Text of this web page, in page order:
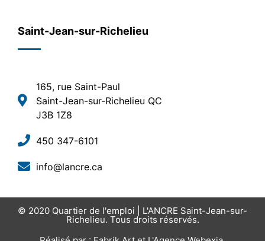
Saint-Jean-sur-Richelieu
165, rue Saint-Paul
Saint-Jean-sur-Richelieu QC
J3B 1Z8
450 347-6101
info@lancre.ca
© 2020 Quartier de l'emploi | L'ANCRE Saint-Jean-sur-
Richelieu. Tous droits réservés.